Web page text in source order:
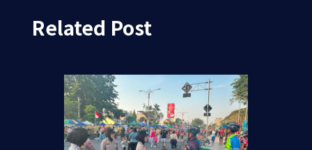
Related Post